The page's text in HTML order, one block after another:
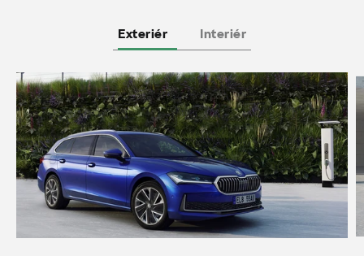
Exteriér Interiér